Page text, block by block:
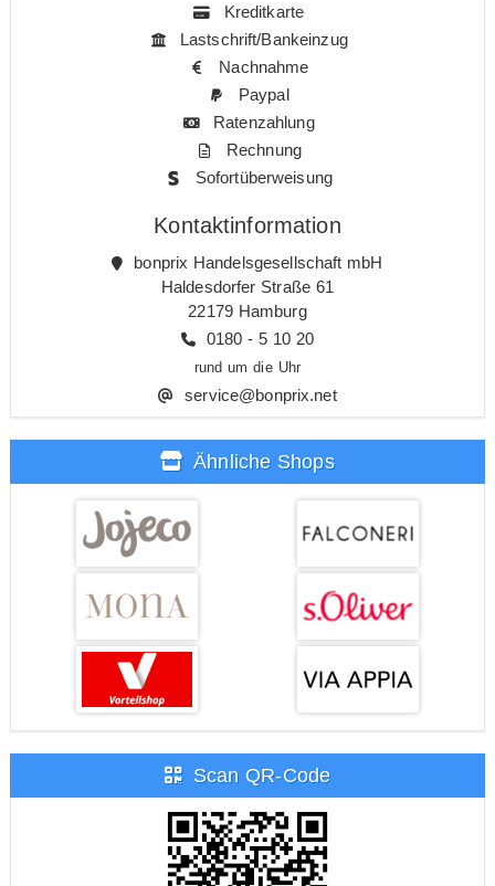
Kreditkarte
Lastschrift/Bankeinzug
Nachnahme
Paypal
Ratenzahlung
Rechnung
Sofortüberweisung
Kontaktinformation
bonprix Handelsgesellschaft mbH
Haldesdorfer Straße 61
22179 Hamburg
0180 - 5 10 20
rund um die Uhr
service@bonprix.net
Ähnliche Shops
Scan QR-Code